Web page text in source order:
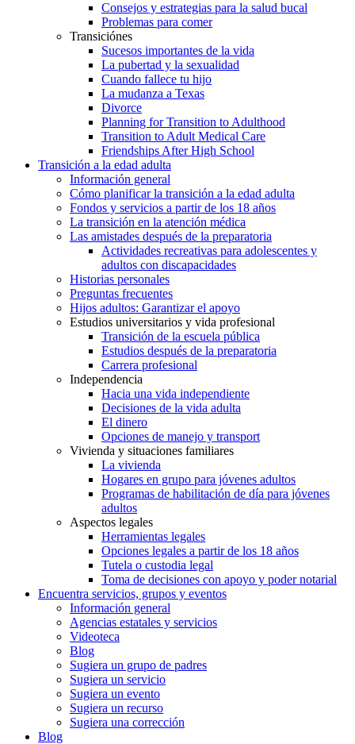
Consejos y estrategias para la salud bucal
Problemas para comer
Transiciónes
Sucesos importantes de la vida
La pubertad y la sexualidad
Cuando fallece tu hijo
La mudanza a Texas
Divorce
Planning for Transition to Adulthood
Transition to Adult Medical Care
Friendships After High School
Transición a la edad adulta
Información general
Cómo planificar la transición a la edad adulta
Fondos y servicios a partir de los 18 años
La transición en la atención médica
Las amistades después de la preparatoria
Actividades recreativas para adolescentes y
adultos con discapacidades
Historias personales
Preguntas frecuentes
Hijos adultos: Garantizar el apoyo
Estudios universitarios y vida profesional
Transición de la escuela pública
Estudios después de la preparatoria
Carrera profesional
Independencia
Hacia una vida independiente
Decisiones de la vida adulta
El dinero
Opciones de manejo y transport
Vivienda y situaciones familiares
La vivienda
Hogares en grupo para jóvenes adultos
Programas de habilitación de día para jóvenes
adultos
Aspectos legales
Herramientas legales
Opciones legales a partir de los 18 años
Tutela o custodia legal
Toma de decisiones con apoyo y poder notarial
Encuentra servicios, grupos y eventos
Información general
Agencias estatales y servicios
Videoteca
Blog
Sugiera un grupo de padres
Sugiera un servicio
Sugiera un evento
Sugiera un recurso
Sugiera una corrección
Blog